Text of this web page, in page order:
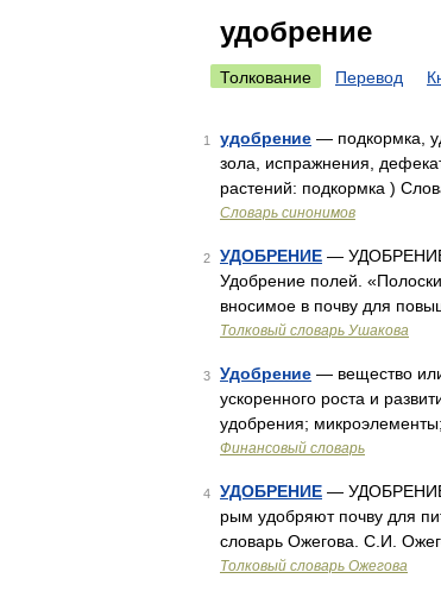
удобрение
Толкование Перевод
1 удобрение — подкормка,
зола, испражнения,
растений: подкормка )
Словарь синонимов
2 УДОБРЕНИЕ — УДОБРЕНИЕ,
Удобрение полей.
вносимое в почву для
Толковый словарь Ушакова
3 Удобрение — вещество
ускоренного роста и
удобрения;
Финансовый словарь
4 УДОБРЕНИЕ — УДОБРЕНИЕ,
рым удобряют почву для
словарь Ожегова. С.И.
Толковый словарь Ожегова